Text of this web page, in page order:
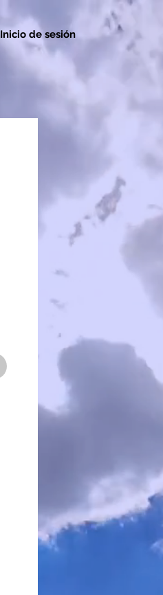
Inicio de sesión